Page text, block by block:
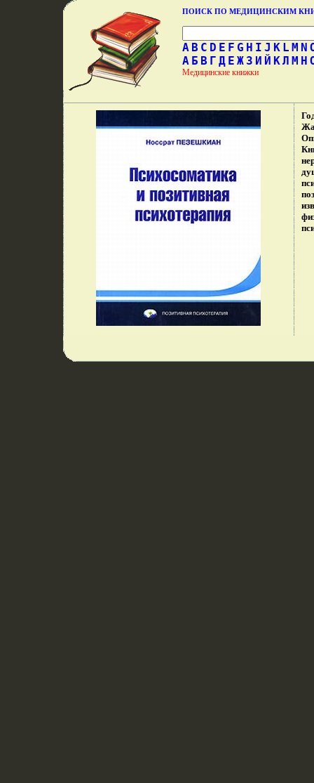
ПОИСК ПО МЕДИЦИНСКИМ
A B C D E F G H I J K L M N
А Б В Г Д Е Ж З И Й КЛ М Н
Медицинские книжки